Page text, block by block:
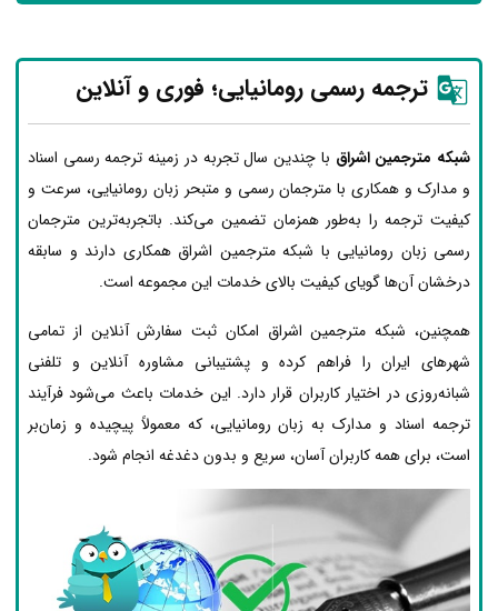
ترجمه رسمی رومانیایی؛ فوری و آنلاین
شبکه مترجمین اشراق با چندین سال تجربه در زمینه ترجمه رسمی اسناد
و مدارک و همکاری با مترجمان رسمی و متبحر زبان رومانیایی، سرعت و
کیفیت ترجمه را به‌طور همزمان تضمین می‌کند. باتجربه‌ترین مترجمان
رسمی زبان رومانیایی با شبکه مترجمین اشراق همکاری دارند و سابقه
درخشان آن‌ها گویای کیفیت بالای خدمات این مجموعه است.
همچنین، شبکه مترجمین اشراق امکان ثبت سفارش آنلاین از تمامی
شهرهای ایران را فراهم کرده و پشتیبانی مشاوره آنلاین و تلفنی
شبانه‌روزی در اختیار کاربران قرار دارد. این خدمات باعث می‌شود فرآیند
ترجمه اسناد و مدارک به زبان رومانیایی، که معمولاً پیچیده و زمان‌بر
است، برای همه کاربران آسان، سریع و بدون دغدغه انجام شود.